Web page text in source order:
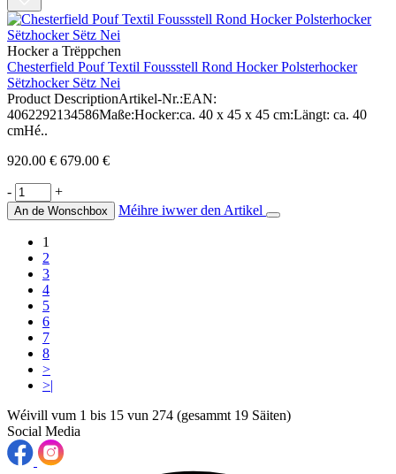
Hocker a Trëppchen
Chesterfield Pouf Textil Foussstell Rond Hocker Polsterhocker
Sëtzhocker Sëtz Nei
Product DescriptionArtikel-Nr.:EAN:
4062292134586Maße:Hocker:ca. 40 x 45 x 45 cm:Längt: ca. 40
cmHé..
920.00 € 679.00 €
- +
An de Wonschbox Méihre iwwer den Artikel
1
2
3
4
5
6
7
8
>
>|
Wéivill vum 1 bis 15 vun 274 (gesammt 19 Säiten)
Social Media